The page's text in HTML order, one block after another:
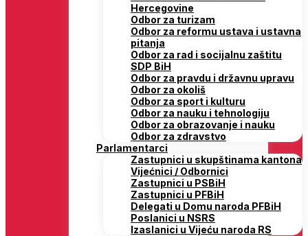
Hercegovine
Odbor za turizam
Odbor za reformu ustava i ustavna
pitanja
Odbor za rad i socijalnu zaštitu
SDP BiH
Odbor za pravdu i državnu upravu
Odbor za okoliš
Odbor za sport i kulturu
Odbor za nauku i tehnologiju
Odbor za obrazovanje i nauku
Odbor za zdravstvo
Parlamentarci
Zastupnici u skupštinama kantona
Vijećnici / Odbornici
Zastupnici u PSBiH
Zastupnici u PFBiH
Delegati u Domu naroda PFBiH
Poslanici u NSRS
Izaslanici u Vijeću naroda RS